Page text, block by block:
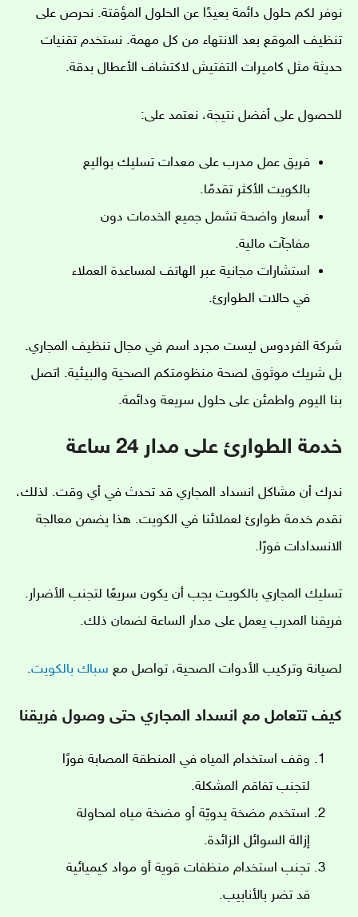
نوفر لكم حلول دائمة بعيدًا عن الحلول المؤقتة. نحرص على
تنظيف الموقع بعد الانتهاء من كل مهمة. نستخدم تقنيات
حديثة مثل كاميرات التفتيش لاكتشاف الأعطال بدقة.
للحصول على أفضل نتيجة، نعتمد على:
فريق عمل مدرب على معدات تسليك بواليع
بالكويت الأكثر تقدمًا.
أسعار واضحة تشمل جميع الخدمات دون
مفاجآت مالية.
استشارات مجانية عبر الهاتف لمساعدة العملاء
في حالات الطوارئ.
شركة الفردوس ليست مجرد اسم في مجال تنظيف المجاري.
بل شريك موثوق لصحة منظومتكم الصحية والبيئية. اتصل
بنا اليوم واطمئن على حلول سريعة ودائمة.
خدمة الطوارئ على مدار 24 ساعة
ندرك أن مشاكل انسداد المجاري قد تحدث في أي وقت. لذلك،
نقدم خدمة طوارئ لعملائنا في الكويت. هذا يضمن معالجة
الانسدادات فورًا.
تسليك المجاري بالكويت يجب أن يكون سريعًا لتجنب الأضرار.
فريقنا المدرب يعمل على مدار الساعة لضمان ذلك.
لصيانة وتركيب الأدوات الصحية، تواصل مع سباك بالكويت.
كيف تتعامل مع انسداد المجاري حتى وصول فريقنا
وقف استخدام المياه في المنطقة المصابة فورًا
لتجنب تفاقم المشكلة.
استخدم مضخة يدويّة أو مضخة مياه لمحاولة
إزالة السوائل الزائدة.
تجنب استخدام منظفات قوية أو مواد كيميائية
قد تضر بالأنابيب.